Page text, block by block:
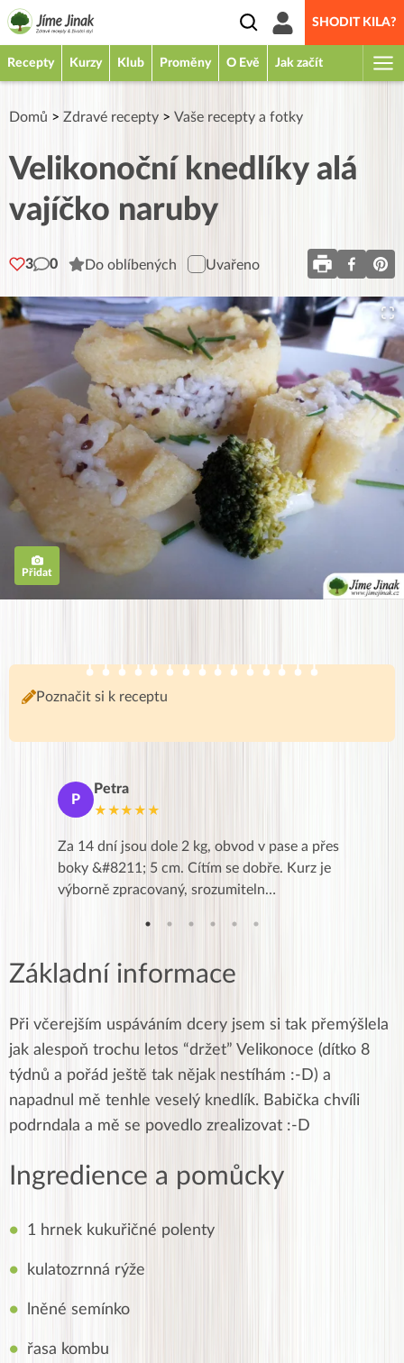
SHODIT KILA?
Recepty Kurzy Klub Proměny O Evě Jak začít
Domů > Zdravé recepty > Vaše recepty a fotky
Velikonoční knedlíky alá
vajíčko naruby
3 0 Do oblíbených Uvařeno
Přidat
Poznačit si k receptu
P
Petra
★★★★★
Za 14 dní jsou dole 2 kg, obvod v pase a přes
boky &#8211; 5 cm. Cítím se dobře. Kurz je
výborně zpracovaný, srozumiteln…
Základní informace
Při včerejším uspáváním dcery jsem si tak přemýšlela
jak alespoň trochu letos “držet” Velikonoce (dítko 8
týdnů a pořád ještě tak nějak nestíhám :-D) a
napadnul mě tenhle veselý knedlík. Babička chvíli
podrndala a mě se povedlo zrealizovat :-D
Ingredience a pomůcky
1 hrnek kukuřičné polenty
kulatozrnná rýže
lněné semínko
řasa kombu